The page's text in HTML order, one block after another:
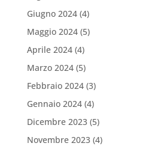
Giugno 2024(4)
Maggio 2024(5)
Aprile 2024(4)
Marzo 2024(5)
Febbraio 2024(3)
Gennaio 2024(4)
Dicembre 2023(5)
Novembre 2023(4)